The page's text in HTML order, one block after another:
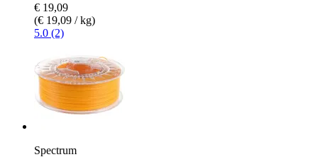
€ 19,09
(€ 19,09 / kg)
5.0 (2)
Spectrum